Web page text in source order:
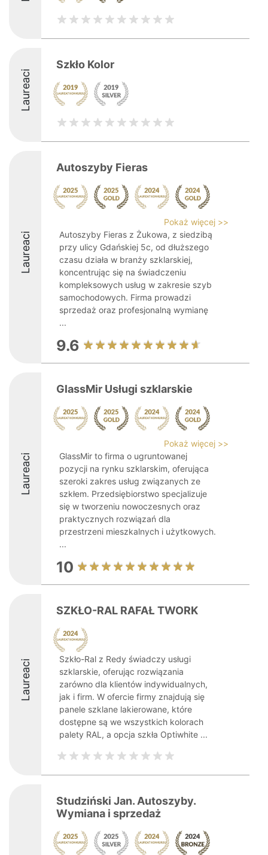
Laureaci
Szkło Kolor
Laureaci
Autoszyby Fieras
Pokaż więcej >>
Autoszyby Fieras z Żukowa, z siedzibą
przy ulicy Gdańskiej 5c, od dłuższego
czasu działa w branży szklarskiej,
koncentrując się na świadczeniu
kompleksowych usług w zakresie szyb
samochodowych. Firma prowadzi
sprzedaż oraz profesjonalną wymianę
...
9.6
Laureaci
GlassMir Usługi szklarskie
Pokaż więcej >>
GlassMir to firma o ugruntowanej
pozycji na rynku szklarskim, oferująca
szeroki zakres usług związanych ze
szkłem. Przedsiębiorstwo specjalizuje
się w tworzeniu nowoczesnych oraz
praktycznych rozwiązań dla
przestrzeni mieszkalnych i użytkowych.
...
10
Laureaci
SZKŁO-RAL RAFAŁ TWORK
Szkło-Ral z Redy świadczy usługi
szklarskie, oferując rozwiązania
zarówno dla klientów indywidualnych,
jak i firm. W ofercie firmy znajdują się
panele szklane lakierowane, które
dostępne są we wszystkich kolorach
palety RAL, a opcja szkła Optiwhite ...
Studziński Jan. Autoszyby.
Wymiana i sprzedaż